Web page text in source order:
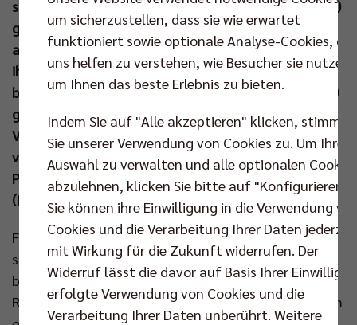
startet bereits Samstagmorgen (27. Jul um 9.00 Uhr)
gegen Japan ins Turnier. Zwei Tage später wird es
auch für Beachvolleyballerin Louisa Lippmann und
ihre Partnerin Laura Ludwig ernst. Ihr Auftaktspiel
bestreiten „LLLL“ am Montag (29. Jul um 21.00 Uhr)
gegen die Lokalmatadorinnen Placette/Richard. BR
Volleys Geschäftsführer Kaweh Niroomand drückt
vor Ort die Daumen und hofft, dass die Auftritte in
Paris auch einen nachhaltigen Effekt für den
(Beach)Volleyball in Deutschland haben.
Für alle fünf BR Volleys Athletinnen und Athleten
stehen die ersten Olympischen Spiele unmittelbar
bevor. Louisa Lippmann, Johannes Tille, Moritz
Reichert, Tobias Krick und Ruben Schott kämpfen um
um sicherzustellen, dass sie wie erwartet
funktioniert sowie optionale Analyse-Cookies, die
uns helfen zu verstehen, wie Besucher sie nutzen,
um Ihnen das beste Erlebnis zu bieten.
Indem Sie auf "Alle akzeptieren" klicken, stimmen
Sie unserer Verwendung von Cookies zu. Um Ihre
Auswahl zu verwalten und alle optionalen Cookies
abzulehnen, klicken Sie bitte auf "Konfigurieren".
Sie können ihre Einwilligung in die Verwendung
Cookies und die Verarbeitung Ihrer Daten
mit Wirkung für die Zukunft widerrufen. Der
Widerruf lässt die davor auf Basis Ihrer
erfolgte Verwendung von Cookies und die
Verarbeitung Ihrer Daten unberührt. Weitere